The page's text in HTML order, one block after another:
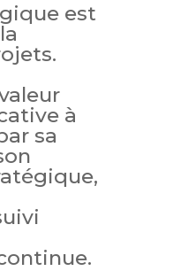
est
à
sa